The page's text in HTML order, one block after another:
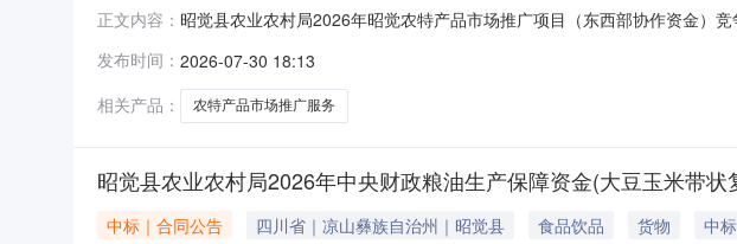
正文内容： 昭觉县农业农村局2026年昭觉农特产品市场推广项目（东西部协作资金）
交易系统实行电子化采购。一、项目基本情况项目编号：
980,0
发布时间： 2026-07-30 18:13
相关产品：
农特产品市场推广服务
昭觉县农业农村局2026年中央财政粮油生产保障资金(大豆玉米带
中标｜合同公告 四川省｜凉山彝族自治州｜昭觉县 食品饮品 货物
中